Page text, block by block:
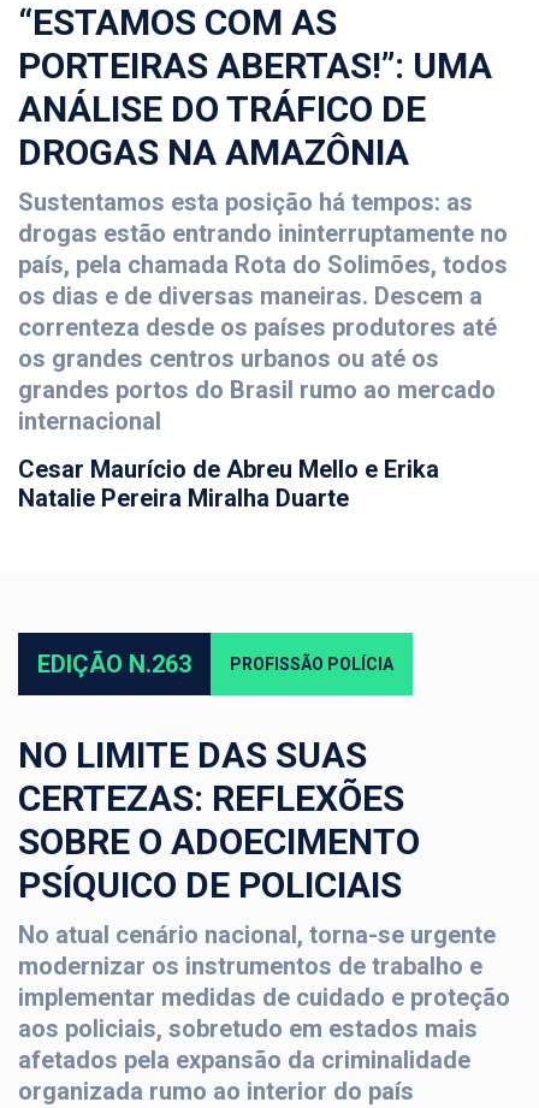
“ESTAMOS COM AS
PORTEIRAS ABERTAS!”: UMA
ANÁLISE DO TRÁFICO DE
DROGAS NA AMAZÔNIA
Sustentamos esta posição há tempos: as
drogas estão entrando ininterruptamente no
país, pela chamada Rota do Solimões, todos
os dias e de diversas maneiras. Descem a
correnteza desde os países produtores até
os grandes centros urbanos ou até os
grandes portos do Brasil rumo ao mercado
internacional
Cesar Maurício de Abreu Mello e Erika
Natalie Pereira Miralha Duarte
EDIÇÃO N.263 PROFISSÃO POLÍCIA
NO LIMITE DAS SUAS
CERTEZAS: REFLEXÕES
SOBRE O ADOECIMENTO
PSÍQUICO DE POLICIAIS
No atual cenário nacional, torna-se urgente
modernizar os instrumentos de trabalho e
implementar medidas de cuidado e proteção
aos policiais, sobretudo em estados mais
afetados pela expansão da criminalidade
organizada rumo ao interior do país